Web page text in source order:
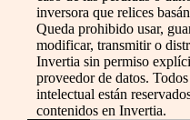
inversora que relices
Queda prohibido usar,
modificar, transmitir o
Invertia sin permiso
proveedor de datos.
intelectual están
contenidos en Invertia.